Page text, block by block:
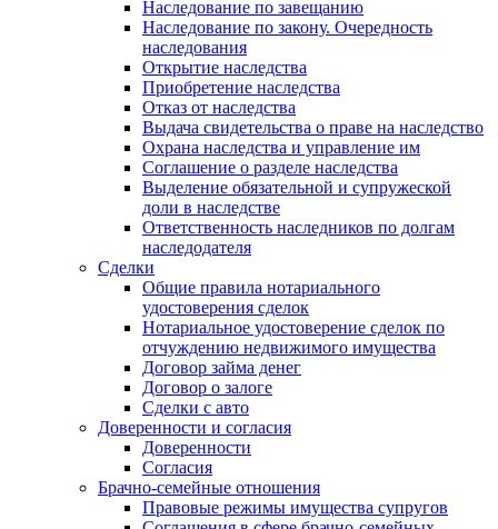
Наследование по завещанию
Наследование по закону. Очередность
наследования
Открытие наследства
Приобретение наследства
Отказ от наследства
Выдача свидетельства о праве на наследство
Охрана наследства и управление им
Соглашение о разделе наследства
Выделение обязательной и супружеской
доли в наследстве
Ответственность наследников по долгам
наследодателя
Сделки
Общие правила нотариального
удостоверения сделок
Нотариальное удостоверение сделок по
отчуждению недвижимого имущества
Договор займа денег
Договор о залоге
Сделки с авто
Доверенности и согласия
Доверенности
Согласия
Брачно-семейные отношения
Правовые режимы имущества супругов